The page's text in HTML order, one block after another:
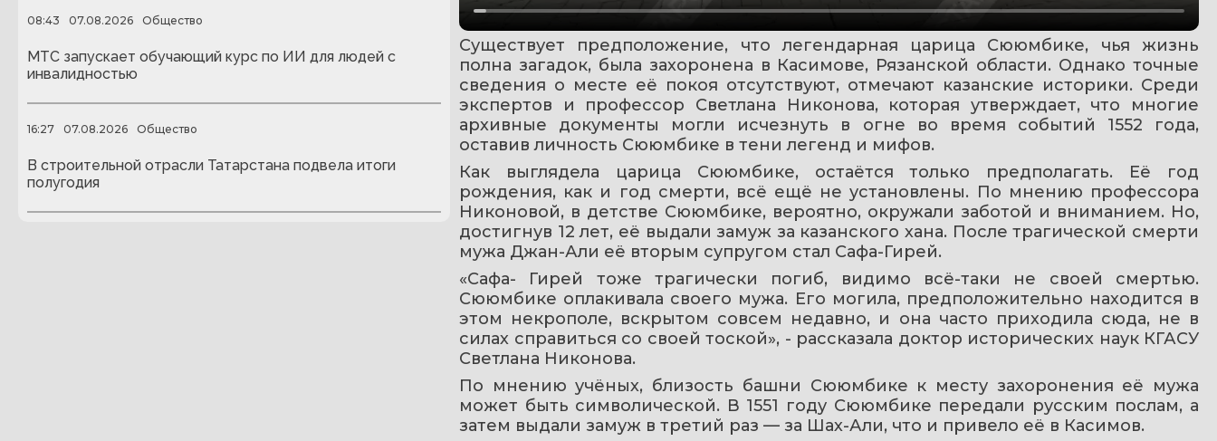
08:43 07.08.2026 Общество
МТС запускает обучающий курс по ИИ для людей с
инвалидностью
16:27 07.08.2026 Общество
В строительной отрасли Татарстана подвела итоги
полугодия
Существует предположение, что легендарная царица Сююмбике, чья жизнь
полна загадок, была захоронена в Касимове, Рязанской области. Однако точные
сведения о месте её покоя отсутствуют, отмечают казанские историки. Среди
экспертов и профессор Светлана Никонова, которая утверждает, что многие
архивные документы могли исчезнуть в огне во время событий 1552 года,
оставив личность Сююмбике в тени легенд и мифов.
Как выглядела царица Сююмбике, остаётся только предполагать. Её год
рождения, как и год смерти, всё ещё не установлены. По мнению профессора
Никоновой, в детстве Сююмбике, вероятно, окружали заботой и вниманием. Но,
достигнув 12 лет, её выдали замуж за казанского хана. После трагической смерти
мужа Джан-Али её вторым супругом стал Сафа-Гирей.
«Сафа- Гирей тоже трагически погиб, видимо всё-таки не своей смертью.
Сююмбике оплакивала своего мужа. Его могила, предположительно находится в
этом некрополе, вскрытом совсем недавно, и она часто приходила сюда, не в
силах справиться со своей тоской», - рассказала доктор исторических наук КГАСУ
Светлана Никонова.
По мнению учёных, близость башни Сююмбике к месту захоронения её мужа
может быть символической. В 1551 году Сююмбике передали русским послам, а
затем выдали замуж в третий раз — за Шах-Али, что и привело её в Касимов.